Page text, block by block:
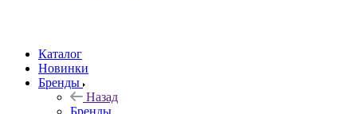
Каталог
Новинки
Бренды
Назад
Бренды